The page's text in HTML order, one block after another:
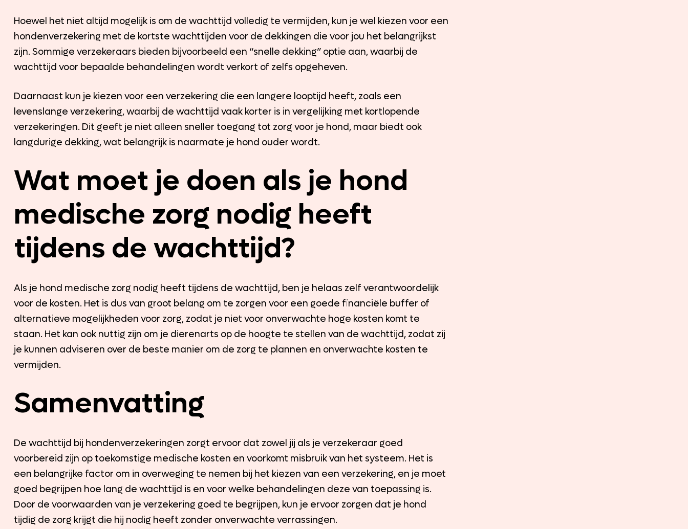
Hoewel het niet altijd mogelijk is om de wachttijd volledig te vermijden, kun je wel kiezen voor een
hondenverzekering met de kortste wachttijden voor de dekkingen die voor jou het belangrijkst
zijn. Sommige verzekeraars bieden bijvoorbeeld een “snelle dekking” optie aan, waarbij de
wachttijd voor bepaalde behandelingen wordt verkort of zelfs opgeheven.
Daarnaast kun je kiezen voor een verzekering die een langere looptijd heeft, zoals een
levenslange verzekering, waarbij de wachttijd vaak korter is in vergelijking met kortlopende
verzekeringen. Dit geeft je niet alleen sneller toegang tot zorg voor je hond, maar biedt ook
langdurige dekking, wat belangrijk is naarmate je hond ouder wordt.
Wat moet je doen als je hond
medische zorg nodig heeft
tijdens de wachttijd?
Als je hond medische zorg nodig heeft tijdens de wachttijd, ben je helaas zelf verantwoordelijk
voor de kosten. Het is dus van groot belang om te zorgen voor een goede financiële buffer of
alternatieve mogelijkheden voor zorg, zodat je niet voor onverwachte hoge kosten komt te
staan. Het kan ook nuttig zijn om je dierenarts op de hoogte te stellen van de wachttijd, zodat zij
je kunnen adviseren over de beste manier om de zorg te plannen en onverwachte kosten te
vermijden.
Samenvatting
De wachttijd bij hondenverzekeringen zorgt ervoor dat zowel jij als je verzekeraar goed
voorbereid zijn op toekomstige medische kosten en voorkomt misbruik van het systeem. Het is
een belangrijke factor om in overweging te nemen bij het kiezen van een verzekering, en je moet
goed begrijpen hoe lang de wachttijd is en voor welke behandelingen deze van toepassing is.
Door de voorwaarden van je verzekering goed te begrijpen, kun je ervoor zorgen dat je hond
tijdig de zorg krijgt die hij nodig heeft zonder onverwachte verrassingen.